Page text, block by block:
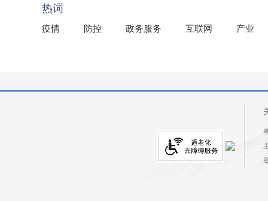
热词
疫情 防控 政务服务 互联网 产业